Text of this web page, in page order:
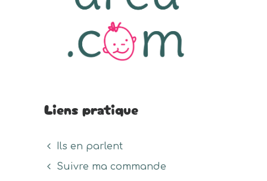
Liens pratique
Ils en parlent
Suivre ma commande